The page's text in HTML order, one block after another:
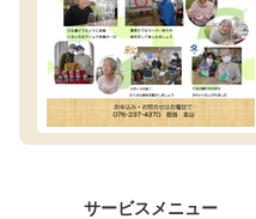
サービスメニュー